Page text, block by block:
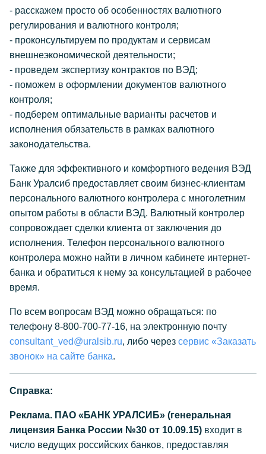
- расскажем просто об особенностях валютного
регулирования и валютного контроля;
- проконсультируем по продуктам и сервисам
внешнеэкономической деятельности;
- проведем экспертизу контрактов по ВЭД;
- поможем в оформлении документов валютного
контроля;
- подберем оптимальные варианты расчетов и
исполнения обязательств в рамках валютного
законодательства.
Также для эффективного и комфортного ведения ВЭД
Банк Уралсиб предоставляет своим бизнес-клиентам
персонального валютного контролера с многолетним
опытом работы в области ВЭД. Валютный контролер
сопровождает сделки клиента от заключения до
исполнения. Телефон персонального валютного
контролера можно найти в личном кабинете интернет-
банка и обратиться к нему за консультацией в рабочее
время.
По всем вопросам ВЭД можно обращаться: по
телефону 8-800-700-77-16, на электронную почту
consultant_ved@uralsib.ru, либо через сервис «Заказать
звонок» на сайте банка.
Справка:
Реклама. ПАО «БАНК УРАЛСИБ» (генеральная
лицензия Банка России №30 от 10.09.15) входит в
число ведущих российских банков, предоставляя